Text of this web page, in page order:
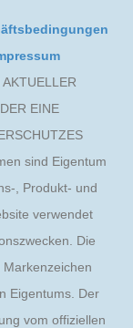
EINE
sind Eigentum
, Produkt- und
verwendet
Die
Eigentums. Der
vom offiziellen